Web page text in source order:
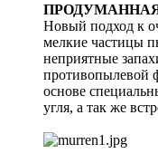
Новый подход к
мелкие частицы
неприятные
противопылевой
основе
угля, а так же